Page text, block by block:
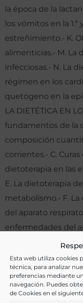
Esta web utiliza cookies
técnica, para analizar
preferencias mediante
navegación. Puedes
de Cookies en el
la época de la
los vómitos en la 1.ª
estreñimiento.- K.
alimenticias.- M. La
infecciosas.- N. La
régimen en los
quetógeno en la
LA DIETÉTICA EN
fundamentos de la
composición
corrientes.- C.
dietoterapia en las
E. La dietoterapia
metabolismo.- F.
del aparato
enfermedades del
de las
dietoterapia de las
las glándulas
enfermedades del